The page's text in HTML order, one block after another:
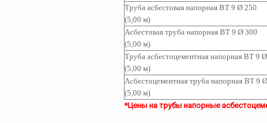
Труба асбестовая напорная ВТ 9 Ø 250
(5,00 м)
Асбестовая трубанапорная ВТ 9 Ø 300
(5,00 м)
Труба асбестоцементнаянапорная ВТ 9
(5,00 м)
Асбестоцементная труба напорная ВТ 9
(5,00 м)
*Цены на трубы напорные